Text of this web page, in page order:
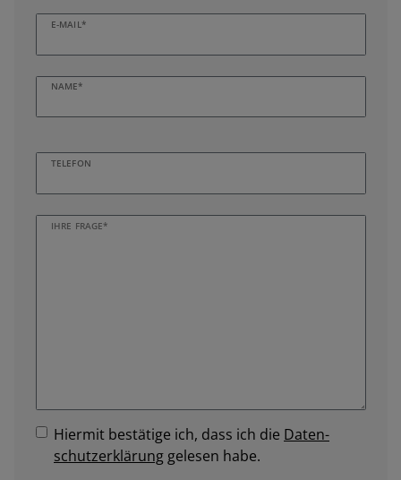
E-MAIL*
NAME*
TELEFON
IHRE FRAGE*
Hiermit bestätige ich, dass ich die Daten­
schutz­erklärung gelesen habe.